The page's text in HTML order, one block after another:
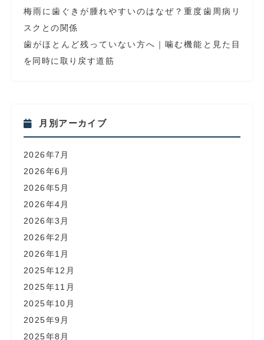
梅雨に歯ぐきが腫れやすいのはなぜ？重度歯周病リ
スクとの関係
歯がほとんど残っていない方へ｜噛む機能と見た目
を同時に取り戻す道筋
月別アーカイブ
2026年7月
2026年6月
2026年5月
2026年4月
2026年3月
2026年2月
2026年1月
2025年12月
2025年11月
2025年10月
2025年9月
2025年8月